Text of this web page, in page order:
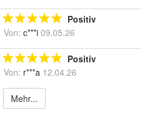
Positiv
Von: c***i 09.05.26
Positiv
Von: r***a 12.04.26
Mehr...